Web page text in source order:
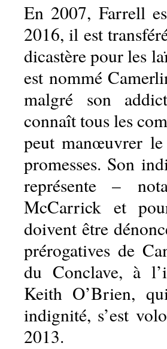
En 2007, Farrell
2016, il est
dicastère pour les
est nommé
malgré son
connaît tous les
peut manœuvrer
promesses. Son
représente –
McCarrick et
doivent être
prérogatives de
du Conclave, à
Keith O’Brien,
indignité, s’est
2013.